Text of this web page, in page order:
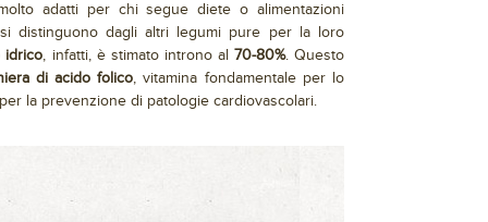
adatti per chi segue diete o alimentazioni
distinguono dagli altri legumi pure per la loro
idrico, infatti, è stimato introno al 70-80%. Questo
di acido folico, vitamina fondamentale per lo
la prevenzione di patologie cardiovascolari.